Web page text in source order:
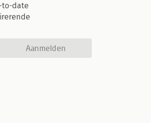
to-date
Aanmelden